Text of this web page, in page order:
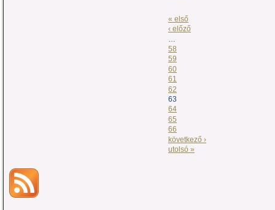
« első
‹ előző
58
59
60
61
62
63
64
65
66
következő ›
utolsó »